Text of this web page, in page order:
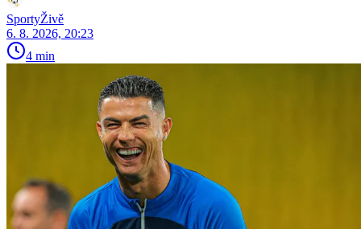
SportyŽivě
6. 8. 2026, 20:23
4 min